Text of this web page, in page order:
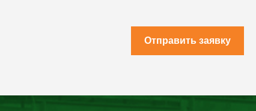
Отправить заявку